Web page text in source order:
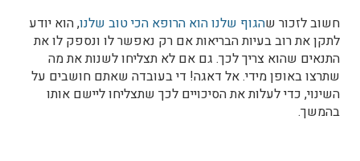
חשוב לזכור שהגוף שלנו הוא הרופא הכי טוב שלנו, הוא יודע
לתקן את רוב בעיות הבריאות אם רק נאפשר לו ונספק לו את
התנאים שהוא צריך לכך. גם אם לא תצליחו לשנות את מה
שתרצו באופן מידי. אל דאגה! די בעובדה שאתם חושבים על
השינוי, כדי לעלות את הסיכויים לכך שתצליחו ליישם אותו
בהמשך.